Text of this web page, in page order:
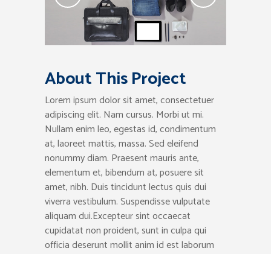
About This Project
Lorem ipsum dolor sit amet, consectetuer
adipiscing elit. Nam cursus. Morbi ut mi.
Nullam enim leo, egestas id, condimentum
at, laoreet mattis, massa. Sed eleifend
nonummy diam. Praesent mauris ante,
elementum et, bibendum at, posuere sit
amet, nibh. Duis tincidunt lectus quis dui
viverra vestibulum. Suspendisse vulputate
aliquam dui.Excepteur sint occaecat
cupidatat non proident, sunt in culpa qui
officia deserunt mollit anim id est laborum